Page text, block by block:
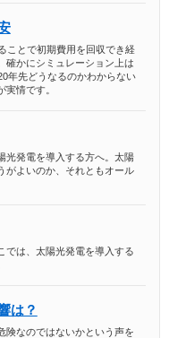
ことで初期費用を回収でき経
確かにシミュレーション上は
年先どうなるのかわからない
情です。
光発電を導入する方へ。太陽
がよいのか、それともオール
では、太陽光発電を導入する
は？
険なのではないかという声を